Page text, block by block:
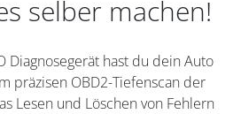
selber machen!
Diagnosegerät hast du dein Auto
präzisen OBD2-Tiefenscan der
Lesen und Löschen von Fehlern